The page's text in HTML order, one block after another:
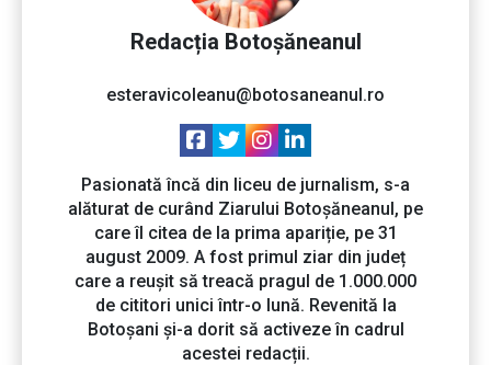
Redacția Botoșăneanul
esteravicoleanu@botosaneanul.ro
Pasionată încă din liceu de jurnalism, s-a
alăturat de curând Ziarului Botoșăneanul, pe
care îl citea de la prima apariție, pe 31
august 2009. A fost primul ziar din județ
care a reușit să treacă pragul de 1.000.000
de cititori unici într-o lună. Revenită la
Botoșani și-a dorit să activeze în cadrul
acestei redacții.